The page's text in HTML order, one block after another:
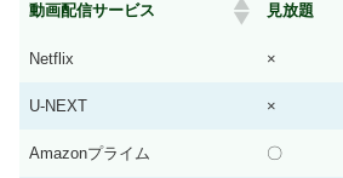
動画配信サービス 見放題
Netflix ×
U-NEXT ×
Amazonプライム 〇